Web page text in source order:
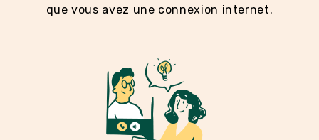
que vous avez une connexion internet.